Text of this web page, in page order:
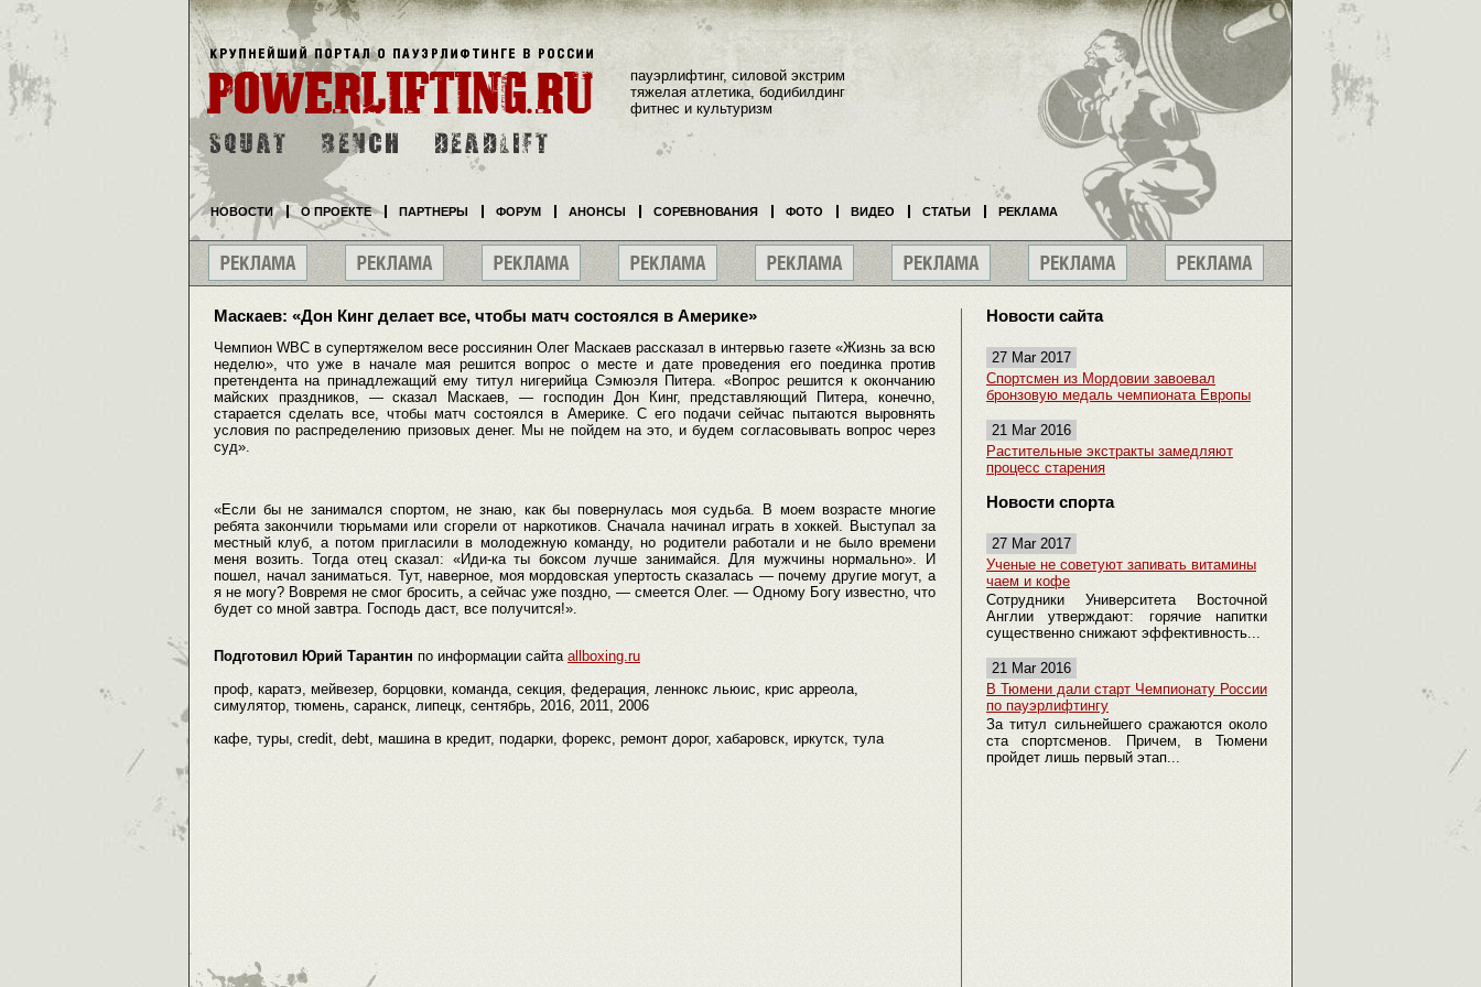
Маскаев: «Дон Кинг делает все, чтобы матч состоялся в Америке»
Чемпион WBC в супертяжелом весе россиянин Олег Маскаев рассказал в интервью газете «Жизнь за всю
неделю», что уже в начале мая решится вопрос о месте и дате проведения его поединка против
претендента на принадлежащий ему титул нигерийца Сэмюэля Питера. «Вопрос решится к окончанию
майских праздников, — сказал Маскаев, — господин Дон Кинг, представляющий Питера, конечно,
старается сделать все, чтобы матч состоялся в Америке. С его подачи сейчас пытаются выровнять
условия по распределению призовых денег. Мы не пойдем на это, и будем согласовывать вопрос через
суд».
«Если бы не занимался спортом, не знаю, как бы повернулась моя судьба. В моем возрасте многие
ребята закончили тюрьмами или сгорели от наркотиков. Сначала начинал играть в хоккей. Выступал за
местный клуб, а потом пригласили в молодежную команду, но родители работали и не было времени
меня возить. Тогда отец сказал: «Иди-ка ты боксом лучше занимайся. Для мужчины нормально». И
пошел, начал заниматься. Тут, наверное, моя мордовская упертость сказалась — почему другие могут, а
я не могу? Вовремя не смог бросить, а сейчас уже поздно, — смеется Олег. — Одному Богу известно, что
будет со мной завтра. Господь даст, все получится!».
Подготовил Юрий Тарантин по информации сайта allboxing.ru
проф, каратэ, мейвезер, борцовки, команда, секция, федерация, леннокс льюис, крис арреола,
симулятор, тюмень, саранск, липецк, сентябрь, 2016, 2011, 2006
кафе, туры, credit, debt, машина в кредит, подарки, форекс, ремонт дорог, хабаровск, иркутск, тула
Новости сайта
27 Mar 2017
Спортсмен из Мордовии завоевал
бронзовую медаль чемпионата Европы
21 Mar 2016
Растительные экстракты замедляют
процесс старения
Новости спорта
27 Mar 2017
Ученые не советуют запивать витамины
чаем и кофе
Сотрудники Университета Восточной
Англии утверждают: горячие напитки
существенно снижают эффективность...
21 Mar 2016
В Тюмени дали старт Чемпионату России
по пауэрлифтингу
За титул сильнейшего сражаются около
ста спортсменов. Причем, в Тюмени
пройдет лишь первый этап...
пауэрлифтинг, силовой экстрим
тяжелая атлетика, бодибилдинг
фитнес и культуризм
НОВОСТИ О ПРОЕКТЕ ПАРТНЕРЫ ФОРУМ АНОНСЫ СОРЕВНОВАНИЯ ФОТО ВИДЕО СТАТЬИ РЕКЛАМА